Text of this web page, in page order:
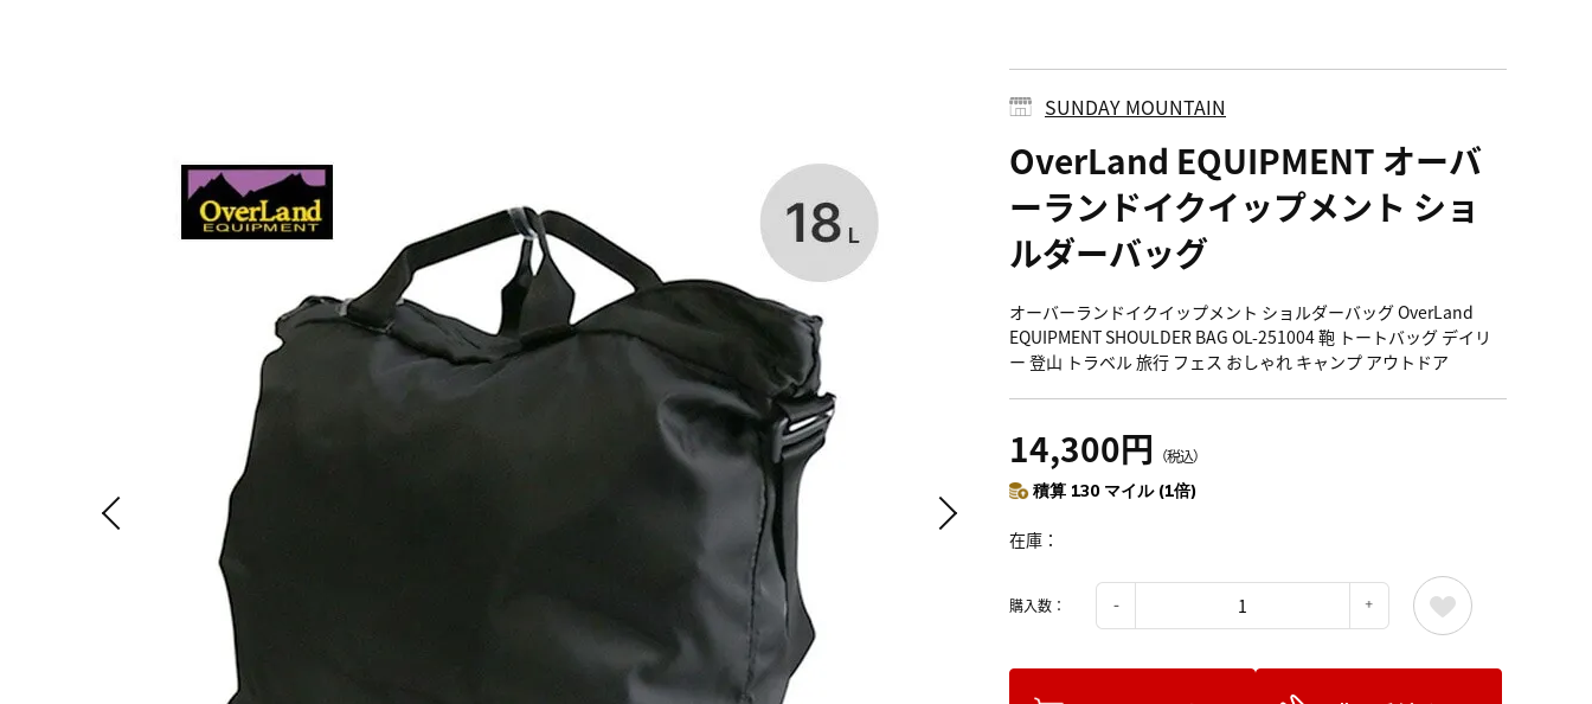
SUNDAY MOUNTAIN
OverLand EQUIPMENT オーバ
ーランドイクイップメント ショ
ルダーバッグ
オーバーランドイクイップメント ショルダーバッグ OverLand
EQUIPMENT SHOULDER BAG OL-251004 鞄 トートバッグ デイリ
ー 登山 トラベル 旅行 フェス おしゃれ キャンプ アウトドア
14,300円 （税込）
積算 130 マイル (1倍)
在庫
購入数：